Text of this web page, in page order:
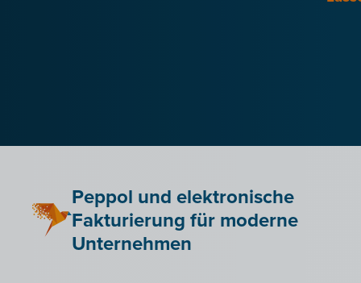
Peppol und elektronische
Fakturierung für moderne
Unternehmen